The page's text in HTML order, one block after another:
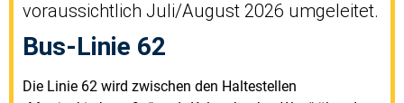
voraussichtlich Juli/August 2026 umgeleitet.
Bus-Linie 62
Die Linie 62 wird zwischen den Haltestellen